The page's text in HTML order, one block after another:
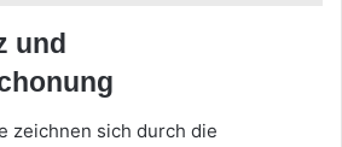
und
zeichnen sich durch die